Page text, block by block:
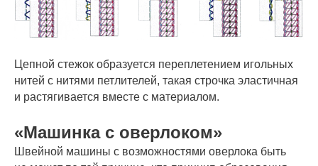
Цепной стежок образуется переплетением игольных
нитей с нитями петлителей, такая строчка эластичная
и растягивается вместе с материалом.
«Машинка с оверлоком»
Швейной машины с возможностями оверлока быть